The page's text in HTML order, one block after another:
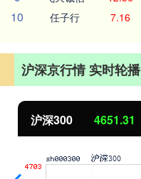
10 任子行 7.16
沪深京行情 实时轮播
北证50 1122.88